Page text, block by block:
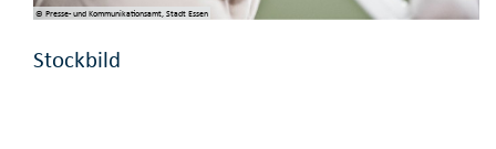
© Presse- und Kommunikationsamt, Stadt Essen
Stockbild